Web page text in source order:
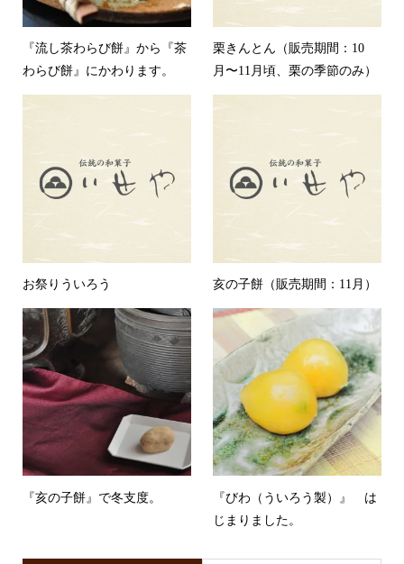
『流し茶わらび餅』から『茶
わらび餅』にかわります。
栗きんとん（販売期間：10
月〜11月頃、栗の季節のみ）
お祭りういろう 亥の子餅（販売期間：11月）
『亥の子餅』で冬支度。
『びわ（ういろう製）』 は
じまりました。